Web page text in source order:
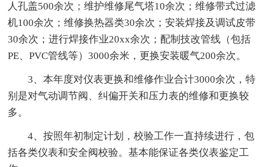
人孔盖500余次；维护维修尾气塔10余次；维修带式过滤
机100余次；维修换热器类30余次；安装焊接及调试皮带
30余次；进行焊接作业20xx余次；配制技改管线（包括
PE、PVC管线等）3000余米，更换安装暖气200余次。
3、本年度对仪表更换和维修作业合计3000余次，特
别是对气动调节阀、纠偏开关和压力表的维修和更换较
多。
4、按照年初制定计划，校验工作一直持续进行，包
括各类仪表和安全阀校验。基本能保证各类仪表鉴定工